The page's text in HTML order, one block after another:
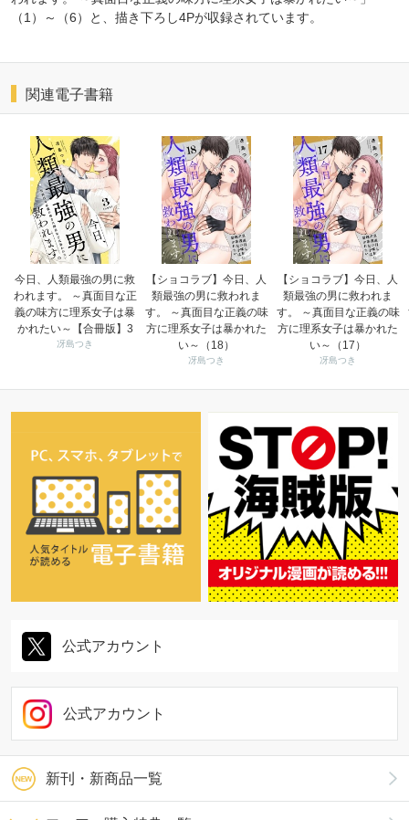
（1）～（6）と、描き下ろし4Pが収録されています。
関連電子書籍
今日、人類最強の男に救
われます。 ～真面目な正
義の味方に理系女子は暴
かれたい～【合冊版】3
冴島つき
【ショコラブ】今日、人
類最強の男に救われま
す。 ～真面目な正義の味
方に理系女子は暴かれた
い～（18）
冴島つき
【ショコラブ】今日、人
類最強の男に救われま
す。 ～真面目な正義の味
方に理系女子は暴かれた
い～（17）
冴島つき
新刊・新商品一覧
公式アカウント
公式アカウント